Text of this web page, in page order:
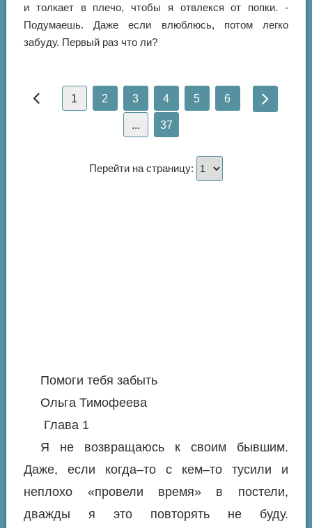
и толкает в плечо, чтобы я отвлекся от попки. -
Подумаешь. Даже если влюблюсь, потом легко
забуду. Первый раз что ли?
1 2 3 4 5 6
... 37
Перейти на страницу:
Помоги тебя забыть
Ольга Тимофеева
Глава 1
Я не возвращаюсь к своим бывшим.
Даже, если когда–то с кем–то тусили и
неплохо «провели время» в постели,
дважды я это повторять не буду.